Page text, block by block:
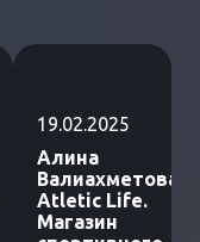
19.02.2025
Алина
Валиахметова.
Atletic Life.
Магазин